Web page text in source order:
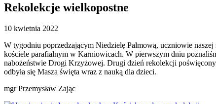
Rekolekcje wielkopostne
10 kwietnia 2022
W tygodniu poprzedzającym Niedzielę Palmową, uczniowie
kościele parafialnym w Karniowicach. W pierwszym dniu
nabożeństwie Drogi Krzyżowej. Drugi dzień rekolekcji
odbyła się Masza święta wraz z nauką dla dzieci.
mgr Przemysław Zając